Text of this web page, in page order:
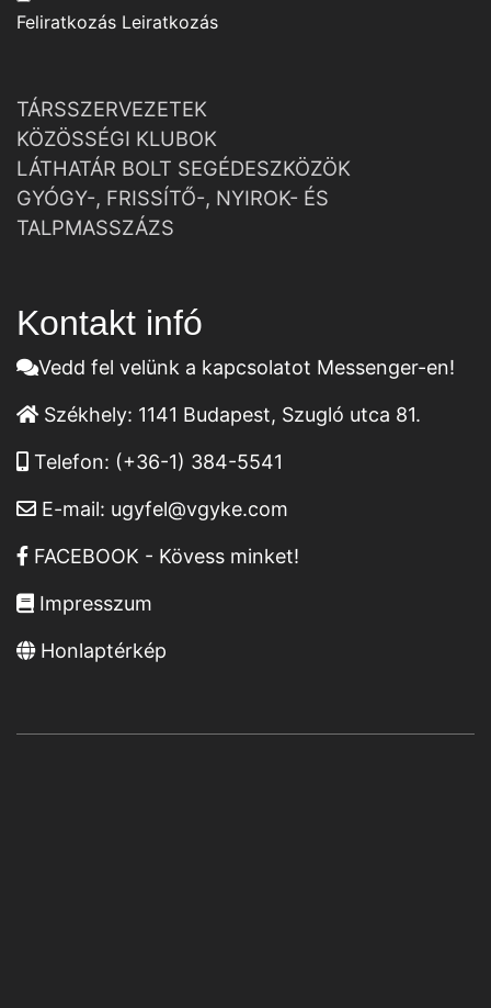
Feliratkozás Leiratkozás
TÁRSSZERVEZETEK
KÖZÖSSÉGI KLUBOK
LÁTHATÁR BOLT SEGÉDESZKÖZÖK
GYÓGY-, FRISSÍTŐ-, NYIROK- ÉS
TALPMASSZÁZS
Kontakt infó
Vedd fel velünk a kapcsolatot Messenger-en!
Székhely: 1141 Budapest, Szugló utca 81.
Telefon: (+36-1) 384-5541
E-mail: ugyfel@vgyke.com
FACEBOOK - Kövess minket!
Impresszum
Honlaptérkép